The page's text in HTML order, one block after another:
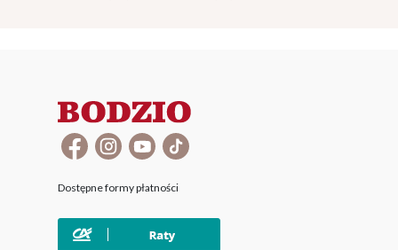
Dostępne formy płatności